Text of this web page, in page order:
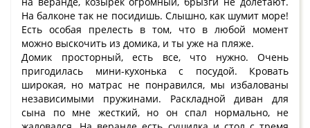
На балконе так не посидишь. Слышно, как шумит море!
Есть особая прелесть в том, что в любой момент
можно выскочить из домика, и ты уже на пляже.
Домик просторный, есть все, что нужно. Очень
пригодилась мини-кухонька с посудой. Кровать
широкая, но матрас не понравился, мы избалованы
независимыми пружинами. Раскладной диван для
сына по мне жесткий, но он спал нормально, не